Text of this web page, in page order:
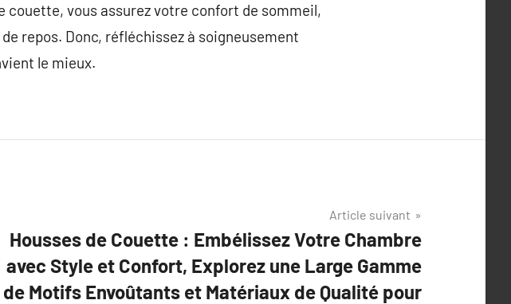
couette, vous assurez votre confort de sommeil,
repos. Donc, réfléchissez à soigneusement
le mieux.
Article suivant
Housses de Couette : Embélissez Votre Chambre
avec Style et Confort, Explorez une Large Gamme
de Motifs Envoûtants et Matériaux de Qualité pour